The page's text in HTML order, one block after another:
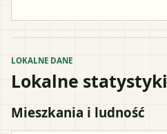
LOKALNE DANE
Lokalne statystyki
Mieszkania i ludność